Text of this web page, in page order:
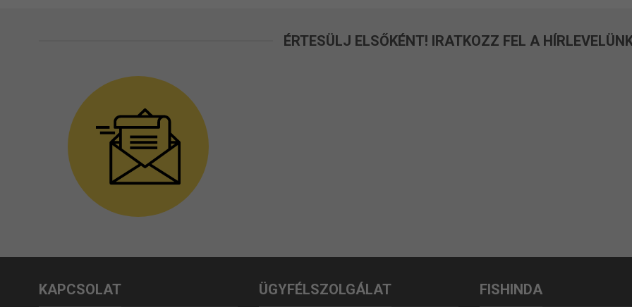
ÉRTESÜLJ ELSŐKÉNT! IRATKOZZ FEL A
KAPCSOLAT ÜGYFÉLSZOLGÁLAT FISHINDA